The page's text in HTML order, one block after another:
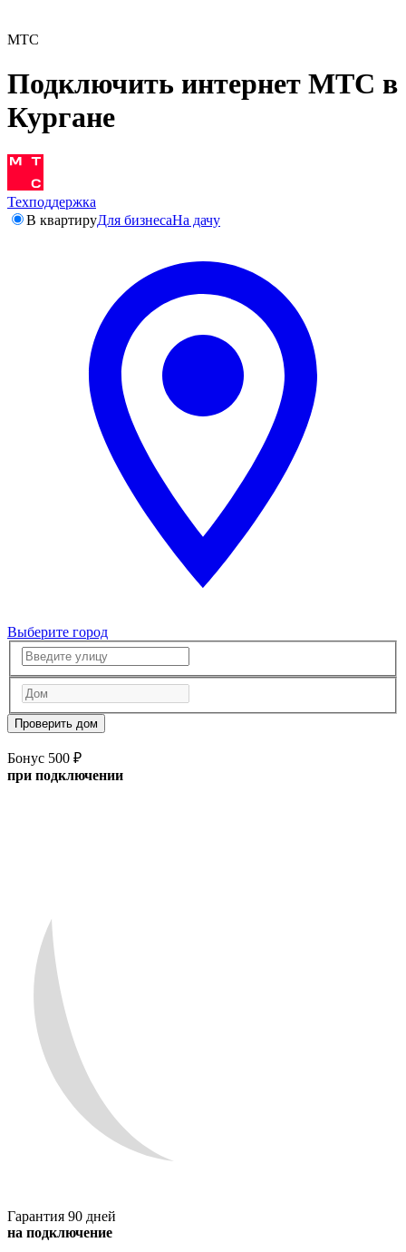
МТС
Подключить интернет МТС в
Кургане
Техподдержка
В квартируДля бизнесаНа дачу
Выберите город
Проверить дом
Бонус 500 ₽
при подключении
Гарантия 90 дней
на подключение